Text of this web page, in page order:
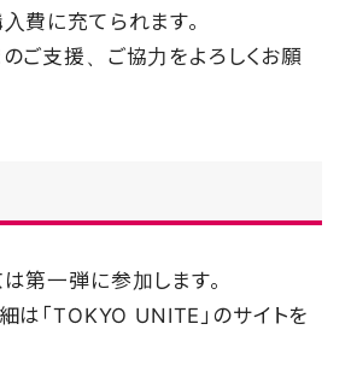
入会希望
費に充てられます。
ご支援、ご協力をよろしくお願
第一弾に参加します。
は「TOKYO UNITE」のサイトを